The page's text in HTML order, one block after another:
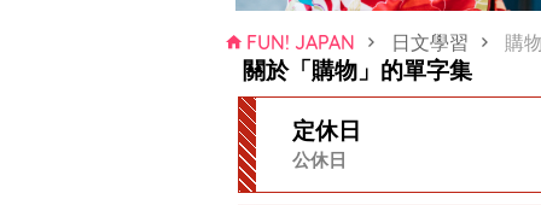
FUN! JAPAN 日文學習 購
關於「購物」的單字集
定休日
公休日